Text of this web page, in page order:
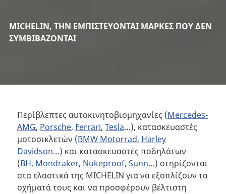
MICHELIN, ΤΗΝ ΕΜΠΙΣΤΕΥΟΝΤΑΙ ΜΑΡΚΕΣ ΠΟΥ ΔΕΝ
ΣΥΜΒΙΒΑΖΟΝΤΑΙ
Περίβλεπτες αυτοκινητοβιομηχανίες (Mercedes-
AMG, Porsche, Ferrari, Tesla…), κατασκευαστές
μοτοσικλετών (BMW Motorrad, Harley
Davidson…) και κατασκευαστές ποδηλάτων
(BH, Mondraker, Nukeproof, Sunn…) στηρίζονται
στα ελαστικά της MICHELIN για να εξοπλίζουν τα
οχήματά τους και να προσφέρουν βέλτιστη